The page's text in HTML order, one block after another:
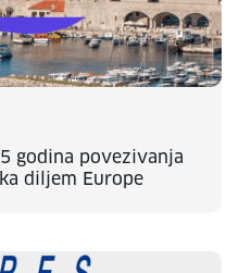
godina povezivanja
diljem Europe